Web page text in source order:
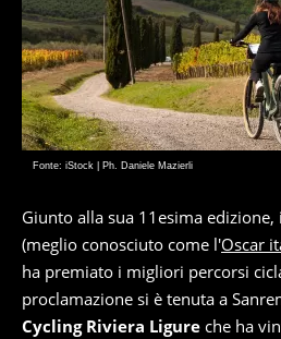
Fonte: iStock | Ph. Daniele Mazierli
Giunto alla sua 11esima edizione,
(meglio conosciuto come l'Oscar
ha premiato i migliori percorsi
proclamazione si è tenuta a
Cycling Riviera Ligure che ha